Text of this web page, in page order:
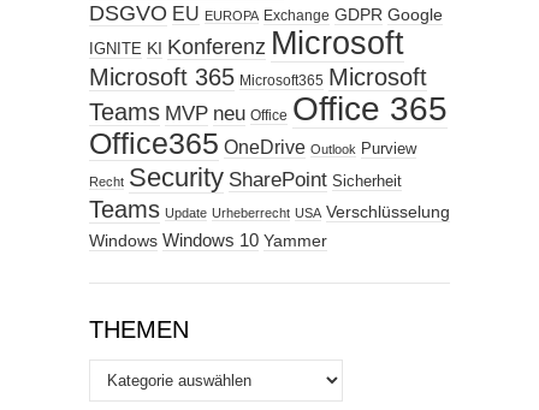
DSGVO EU EUROPA Exchange GDPR Google
IGNITE KI Konferenz Microsoft
Microsoft 365 Microsoft365 Microsoft
Teams MVP neu Office Office 365
Office365 OneDrive Outlook Purview
Recht Security SharePoint Sicherheit
Teams Update Urheberrecht USA Verschlüsselung
Windows Windows 10 Yammer
THEMEN
Themen